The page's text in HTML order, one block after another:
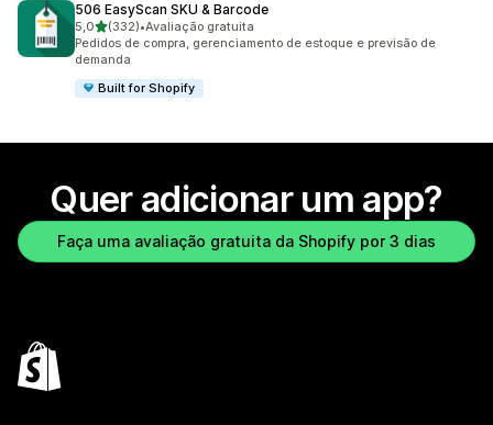
506 EasyScan SKU & Barcode
5,0de 5 estrelas
(332)
332 avaliações ao todo
•Avaliação gratuita
Pedidos de compra, gerenciamento de estoque e previsão de
demanda
Built for Shopify
Quer adicionar um app?
Faça uma avaliação gratuita da Shopify por 3 dias